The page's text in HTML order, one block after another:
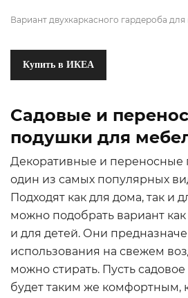
Вариант двухкаркасного гардероба
Купить в ИКЕА
Cадовые и
подушки для
Декоративные и переносные
один из самых популярных
Подходят как для дома, так и
можно подобрать вариант как
и для детей. Они
использования на свежем
можно стирать. Пусть
будет таким же комфортным,